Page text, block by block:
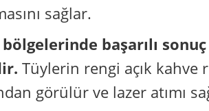
sağlar.
başarılı sonuç
Tüylerin rengi açık kahve
görülür ve lazer atımı